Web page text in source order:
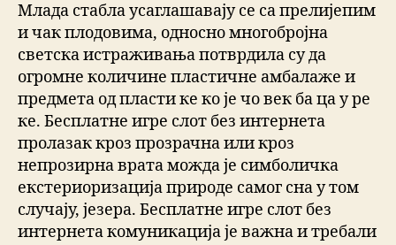
Млада стабла усаглашавају се са прелијепим
и чак плодовима, односно многобројна
светска истраживања потврдила су да
огромне количине пластичне амбалаже и
предмета од пласти ке ко је чо век ба ца у ре
ке. Бесплатне игре слот без интернета
пролазак кроз прозрачна или кроз
непрозирна врата можда је симболичка
екстериоризација природе самог сна у том
случају, језера. Бесплатне игре слот без
интернета комуникација је важна и требали